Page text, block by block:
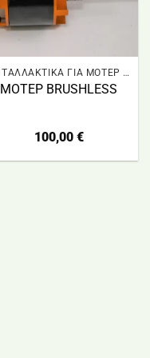
ΑΝΤΑΛΛΑΚΤΙΚΑ ΓΙΑ ΜΟΤΕΡ BRUSHLESS
ΜΟΤΕΡ BRUSHLESS
100,00 €